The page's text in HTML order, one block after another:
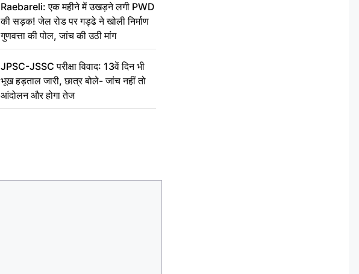
Raebareli: एक महीने में उखड़ने लगी PWD
की सड़क! जेल रोड पर गड्ढे ने खोली निर्माण
गुणवत्ता की पोल, जांच की उठी मांग
JPSC-JSSC परीक्षा विवाद: 13वें दिन भी
भूख हड़ताल जारी, छात्र बोले- जांच नहीं तो
आंदोलन और होगा तेज